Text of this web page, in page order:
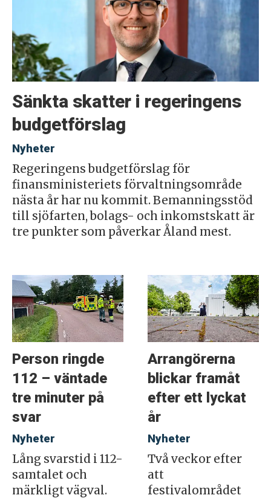
Sänkta skatter i regeringens
budgetförslag
Nyheter
Regeringens budgetförslag för
finansministeriets förvaltningsområde
nästa år har nu kommit. Bemanningsstöd
till sjöfarten, bolags- och inkomstskatt är
tre punkter som påverkar Åland mest.
Person ringde
112 – väntade
tre minuter på
svar
Nyheter
Lång svarstid i 112-
samtalet och
märkligt vägval.
Arrangörerna
blickar framåt
efter ett lyckat
år
Nyheter
Två veckor efter
att
festivalområdet